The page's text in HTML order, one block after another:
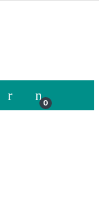
My Account
0